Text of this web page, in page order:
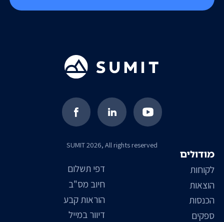
SUMIT 2026, All rights reserved
דפי תשלום
חיוב מס"ב
הוראות קבע
דיוור במייל
מודולים
לקוחות
הוצאות
הכנסות
ספקים